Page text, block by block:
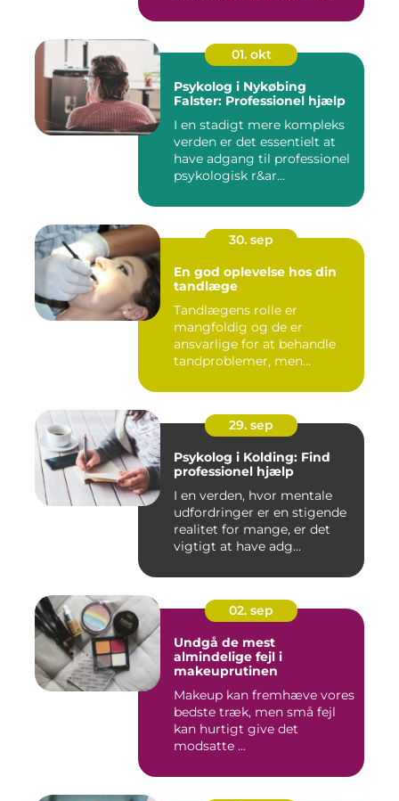
01. okt
Psykolog i Nykøbing
Falster: Professionel hjælp
I en stadigt mere kompleks
verden er det essentielt at
have adgang til professionel
psykologisk r&ar...
30. sep
En god oplevelse hos din
tandlæge
Tandlægens rolle er
mangfoldig og de er
ansvarlige for at behandle
tandproblemer, men
29. sep
Psykolog i Kolding: Find
professionel hjælp
I en verden, hvor mentale
udfordringer er en stigende
realitet for mange, er det
vigtigt at have adg...
02. sep
Undgå de mest
almindelige fejl i
makeuprutinen
Makeup kan fremhæve vores
bedste træk, men små fejl
kan hurtigt give det
modsatte ...